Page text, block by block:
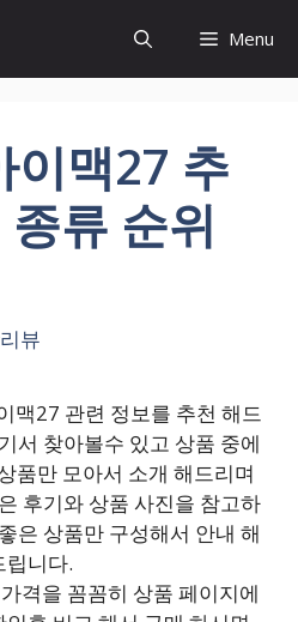
Menu
이맥27 추
류 순위
뷰
맥27 관련 정보를 추천 해드
서 찾아볼수 있고 상품 중에
품만 모아서 소개 해드리며
후기와 상품 사진을 참고하
은 상품만 구성해서 안내 해
립니다.
격을 꼼꼼히 상품 페이지에